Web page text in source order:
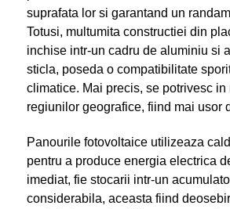
suprafata lor si garantand un
Totusi, multumita constructiei din
inchise intr-un cadru de aluminiu si
sticla, poseda o compatibilitate
climatice. Mai precis, se potrivesc in
regiunilor geografice, fiind mai usor
Panourile fotovoltaice utilizeaza
pentru a produce energia electrica
imediat, fie stocarii intr-un
considerabila, aceasta fiind